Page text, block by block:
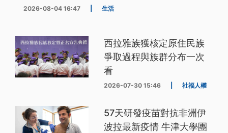
2026-08-04 16:47 生活
西拉雅族獲核定原住民族
爭取過程與族群分布一次
看
2026-07-30 15:46 社福人權
57天研發疫苗對抗非洲伊
波拉最新疫情 牛津大學團